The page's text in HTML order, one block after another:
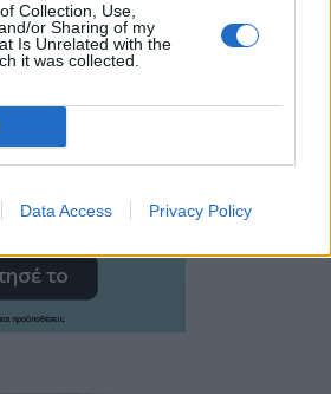
Collection, Use,
or Sharing of my
Is Unrelated with the
it was collected.
Data Access Privacy Policy